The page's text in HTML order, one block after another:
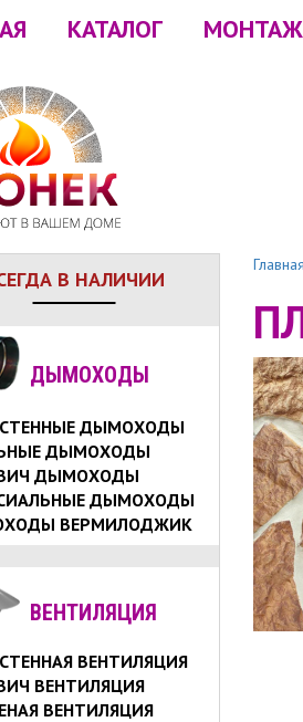
КАТАЛОГ
Главная
В НАЛИЧИИ
ДЫМОХОДЫ
ДЫМОХОДЫ
ДЫМОХОДЫ
ДЫМОХОДЫ
ДЫМОХОДЫ
ВЕРМИЛОДЖИК
ВЕНТИЛЯЦИЯ
ВЕНТИЛЯЦИЯ
ВЕНТИЛЯЦИЯ
ВЕНТИЛЯЦИЯ